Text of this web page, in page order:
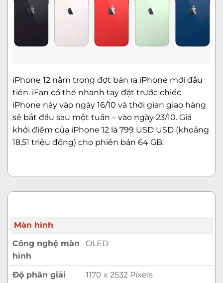
iPhone 12 nằm trong đợt bán ra iPhone mới đầu
tiên. iFan có thể nhanh tay đặt trước chiếc
iPhone này vào ngày 16/10 và thời gian giao hàng
sẽ bắt đầu sau một tuần – vào ngày 23/10. Giá
khởi điểm của iPhone 12 là 799 USD USD (khoảng
18,51 triệu đồng) cho phiên bản 64 GB.
Màn hình
Công nghệ màn
hình
OLED
Độ phân giải
1170 x 2532 Pixels